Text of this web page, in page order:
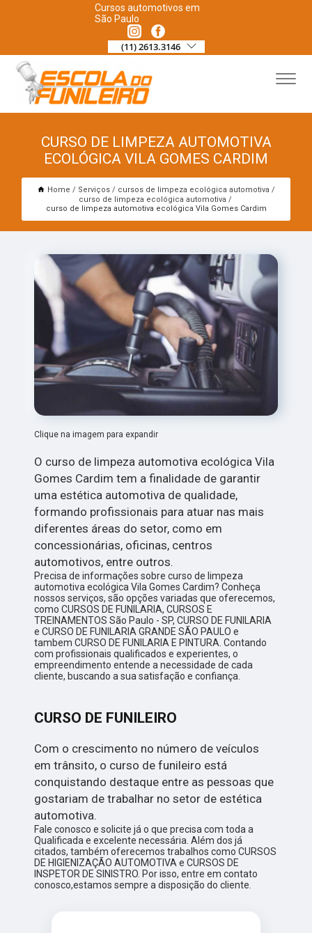
Cursos automotivos em
São Paulo
(11) 2613.3146
CURSO DE LIMPEZA AUTOMOTIVA
ECOLÓGICA VILA GOMES CARDIM
Home Serviços
cursos de limpeza ecológica automotiva
curso de limpeza ecológica automotiva
curso de limpeza automotiva ecológica Vila Gomes Cardim
Clique na imagem para expandir
O curso de limpeza automotiva ecológica Vila
Gomes Cardim tem a finalidade de garantir
uma estética automotiva de qualidade,
formando profissionais para atuar nas mais
diferentes áreas do setor, como em
concessionárias, oficinas, centros
automotivos, entre outros.
Precisa de informações sobre curso de limpeza
automotiva ecológica Vila Gomes Cardim? Conheça
nossos serviços, são opções variadas que oferecemos,
como CURSOS DE FUNILARIA, CURSOS E
TREINAMENTOS São Paulo - SP, CURSO DE FUNILARIA
e CURSO DE FUNILARIA GRANDE SÃO PAULO e
tambem CURSO DE FUNILARIA E PINTURA. Contando
com profissionais qualificados e experientes, o
empreendimento entende a necessidade de cada
cliente, buscando a sua satisfação e confiança.
CURSO DE FUNILEIRO
Com o crescimento no número de veículos
em trânsito, o curso de funileiro está
conquistando destaque entre as pessoas que
gostariam de trabalhar no setor de estética
automotiva.
Fale conosco e solicite já o que precisa com toda a
Qualificada e excelente necessária. Além dos já
citados, também oferecemos trabalhos como CURSOS
DE HIGIENIZAÇÃO AUTOMOTIVA e CURSOS DE
INSPETOR DE SINISTRO. Por isso, entre em contato
conosco,estamos sempre a disposição do cliente.